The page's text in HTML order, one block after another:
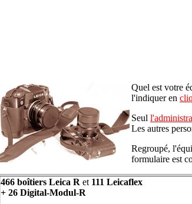
Quel est votre
l'indiquer en
Seul
Les autres
Regroupé,
formulaire est
466 boîtiers Leica R et 111 Leicaflex
+ 26 Digital-Modul-R